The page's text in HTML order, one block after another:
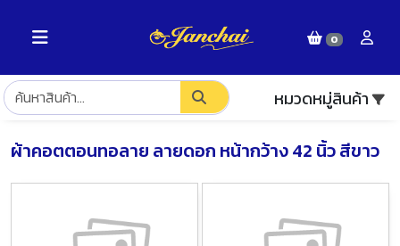
0
หมวดหมู่สินค้า
ผ้าคอตตอนทอลาย ลายดอก หน้ากว้าง 42 นิ้ว สีขาว